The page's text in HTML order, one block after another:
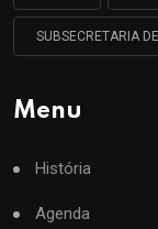
SUBSECRETARIA
Menu
História
Agenda